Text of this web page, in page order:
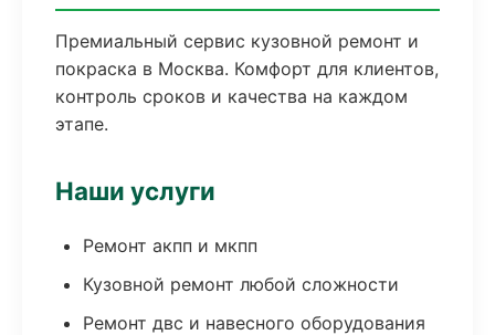
Премиальный сервис кузовной ремонт и
покраска в Москва. Комфорт для клиентов,
контроль сроков и качества на каждом
этапе.
Наши услуги
Ремонт акпп и мкпп
Кузовной ремонт любой сложности
Ремонт двс и навесного оборудования